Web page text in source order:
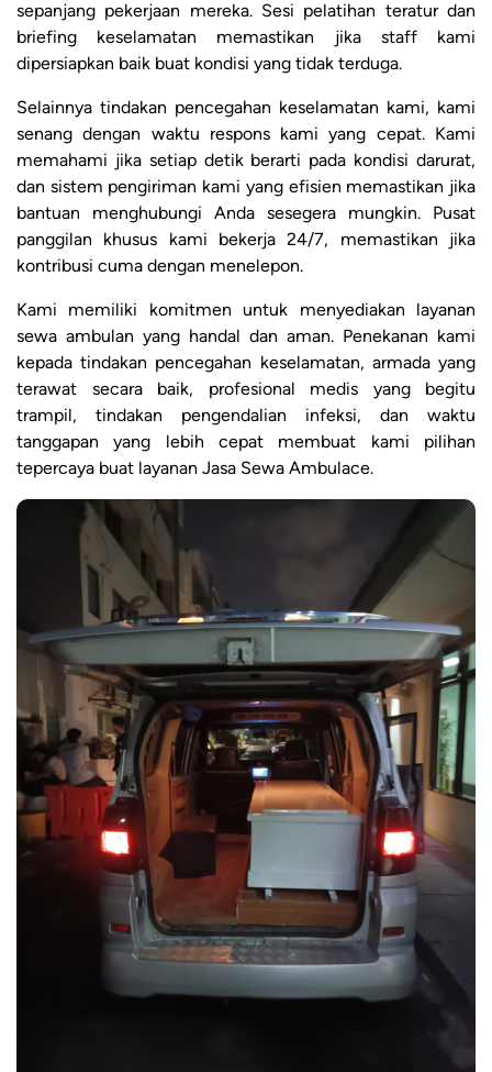
sepanjang pekerjaan mereka. Sesi pelatihan teratur dan
briefing keselamatan memastikan jika staff kami
dipersiapkan baik buat kondisi yang tidak terduga.
Selainnya tindakan pencegahan keselamatan kami, kami
senang dengan waktu respons kami yang cepat. Kami
memahami jika setiap detik berarti pada kondisi darurat,
dan sistem pengiriman kami yang efisien memastikan jika
bantuan menghubungi Anda sesegera mungkin. Pusat
panggilan khusus kami bekerja 24/7, memastikan jika
kontribusi cuma dengan menelepon.
Kami memiliki komitmen untuk menyediakan layanan
sewa ambulan yang handal dan aman. Penekanan kami
kepada tindakan pencegahan keselamatan, armada yang
terawat secara baik, profesional medis yang begitu
trampil, tindakan pengendalian infeksi, dan waktu
tanggapan yang lebih cepat membuat kami pilihan
tepercaya buat layanan Jasa Sewa Ambulace.